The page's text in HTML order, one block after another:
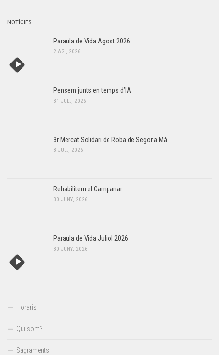
NOTÍCIES
Paraula de Vida Agost 2026
2 AG., 2026
Pensem junts en temps d’IA
31 JUL., 2026
3r Mercat Solidari de Roba de Segona Mà
8 JUL., 2026
Rehabilitem el Campanar
30 JUNY, 2026
Paraula de Vida Juliol 2026
30 JUNY, 2026
Horaris
Qui som?
Sagraments